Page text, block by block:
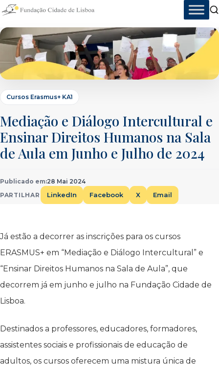
Skip
to
content
Cursos Erasmus+ KA1
Mediação e Diálogo Intercultural e
Ensinar Direitos Humanos na Sala
de Aula em Junho e Julho de 2024
Publicado em:28 Mai 2024
PARTILHAR
LinkedIn Facebook X Email
Já estão a decorrer as inscrições para os cursos
ERASMUS+ em “Mediação e Diálogo Intercultural” e
“Ensinar Direitos Humanos na Sala de Aula”, que
decorrem já em junho e julho na Fundação Cidade de
Lisboa.
Destinados a professores, educadores, formadores,
assistentes sociais e profissionais de educação de
adultos, os cursos oferecem uma mistura única de